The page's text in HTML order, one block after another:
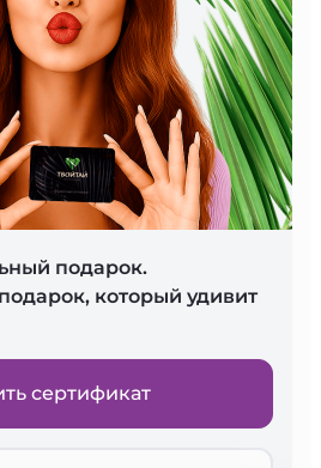
подарок.
который удивит
сертификат